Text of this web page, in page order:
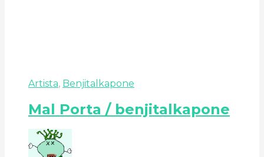
Artista, Benjitalkapone
Mal Porta / benjitalkapone